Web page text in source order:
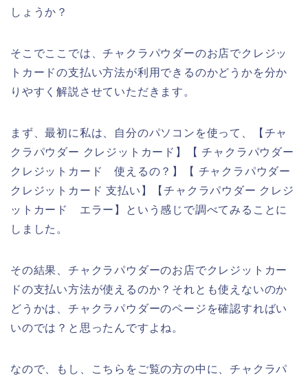
しょうか？
そこでここでは、チャクラパウダーのお店でクレジッ
トカードの支払い方法が利用できるのかどうかを分か
りやすく解説させていただきます。
まず、最初に私は、自分のパソコンを使って、【チャ
クラパウダー クレジットカード】【 チャクラパウダー
クレジットカード 使えるの？】【 チャクラパウダー
クレジットカード 支払い】【チャクラパウダー クレジ
ットカード エラー】という感じで調べてみることに
しました。
その結果、チャクラパウダーのお店でクレジットカー
ドの支払い方法が使えるのか？それとも使えないのか
どうかは、チャクラパウダーのページを確認すればい
いのでは？と思ったんですよね。
なので、もし、こちらをご覧の方の中に、チャクラパ